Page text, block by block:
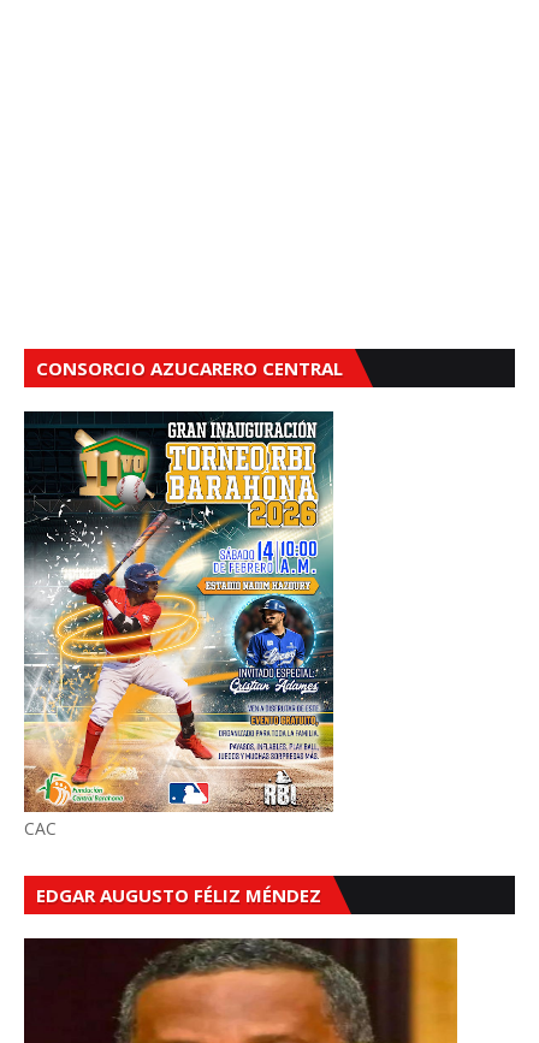
CONSORCIO AZUCARERO CENTRAL
CAC
EDGAR AUGUSTO FÉLIZ MÉNDEZ